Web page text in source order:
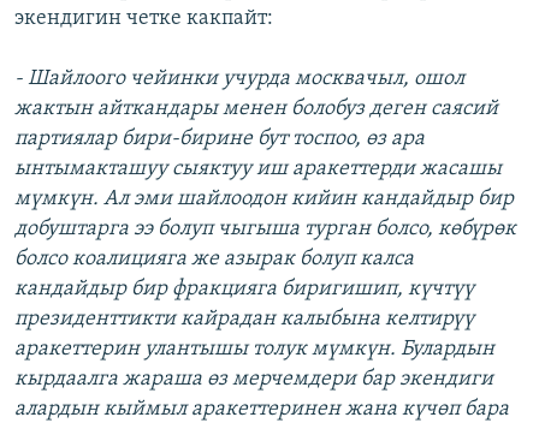
экендигин четке какпайт:
- Шайлоого чейинки учурда москвачыл, ошол
жактын айткандары менен болобуз деген саясий
партиялар бири-бирине бут тоспоо, өз ара
ынтымакташуу сыяктуу иш аракеттерди жасашы
мүмкүн. Ал эми шайлоодон кийин кандайдыр бир
добуштарга ээ болуп чыгыша турган болсо, көбүрөк
болсо коалицияга же азырак болуп калса
кандайдыр бир фракцияга биригишип, күчтүү
президенттикти кайрадан калыбына келтирүү
аракеттерин улантышы толук мүмкүн. Булардын
кырдаалга жараша өз мерчемдери бар экендиги
алардын кыймыл аракеттеринен жана күчөп бара